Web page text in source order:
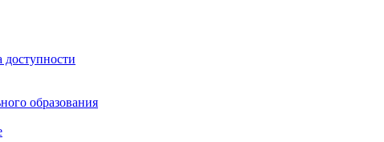
доступности
образования